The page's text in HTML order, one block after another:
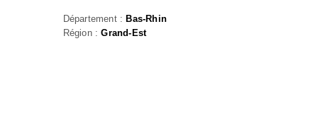
Département : Bas-Rhin
Région :Grand-Est